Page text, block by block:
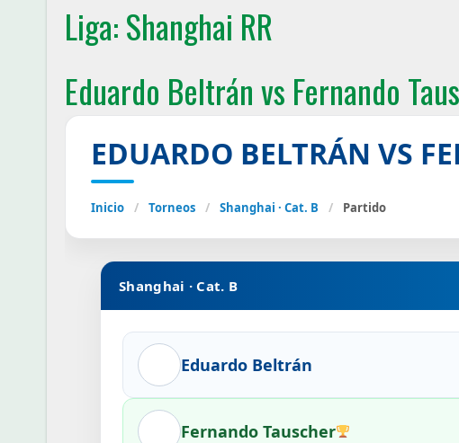
Liga:Shanghai RR
Eduardo Beltrán vs Fernando
EDUARDO BELTRÁN VS
Inicio / Torneos / Shanghai · Cat. B / Partido
Shanghai · Cat. B
Eduardo Beltrán
Fernando Tauscher